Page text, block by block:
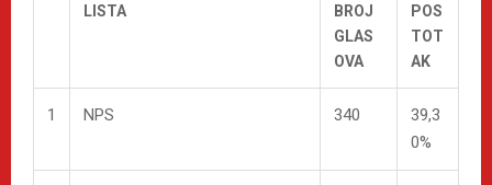
LISTA
BROJ
GLAS
OVA
POS
TOT
AK
1 NPS 340
39,3
0%